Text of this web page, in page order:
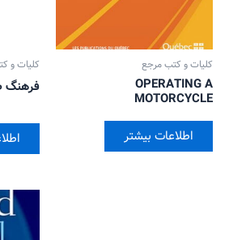
کلیات و کتب مرجع
OPERATING A
MOTORCYCLE
اطلاعات بیشتر
کلیات و
فرهنگ